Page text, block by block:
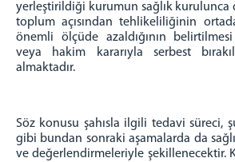
E-İMZA KAYIP ÇALINTI SÜRECİ
E-ONAY İŞLEMLERİ
KISAYOL VE OTOMATİK METİN İŞLEMLERİ
MAİL ŞİFRESİ ALMA
İLETİŞİM
yerleştirildiği kurumun sağlık kurulunca
toplum açısından tehlikeliliğinin
önemli ölçüde azaldığının
veya hakim kararıyla serbest
almaktadır.
Söz konusu şahısla ilgili tedavi süreci,
gibi bundan sonraki aşamalarda da
ve değerlendirmeleriyle şekillenecektir.